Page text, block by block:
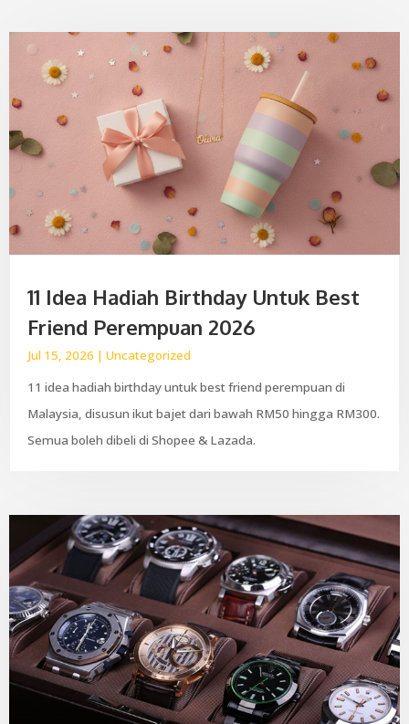
11 Idea Hadiah Birthday Untuk Best
Friend Perempuan 2026
Jul 15, 2026 |Uncategorized
11 idea hadiah birthday untuk best friend perempuan di
Malaysia, disusun ikut bajet dari bawah RM50 hingga RM300.
Semua boleh dibeli di Shopee & Lazada.